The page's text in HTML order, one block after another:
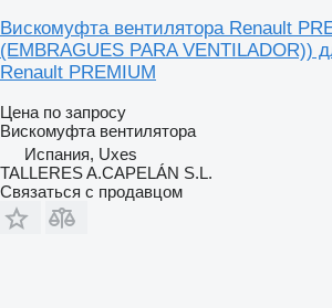
Вискомуфта вентилятора Renault
(EMBRAGUES PARA VENTILADOR))
Renault PREMIUM
Цена по запросу
Вискомуфта вентилятора
Испания, Uxes
TALLERES A.CAPELÁN S.L.
Связаться с продавцом